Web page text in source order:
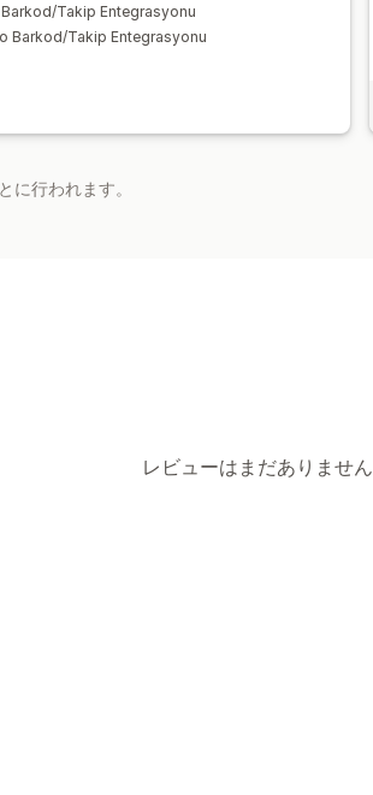
Takip Entegrasyonu
Barkod/Takip Entegrasyonu
行われます。
レビューはまだありません